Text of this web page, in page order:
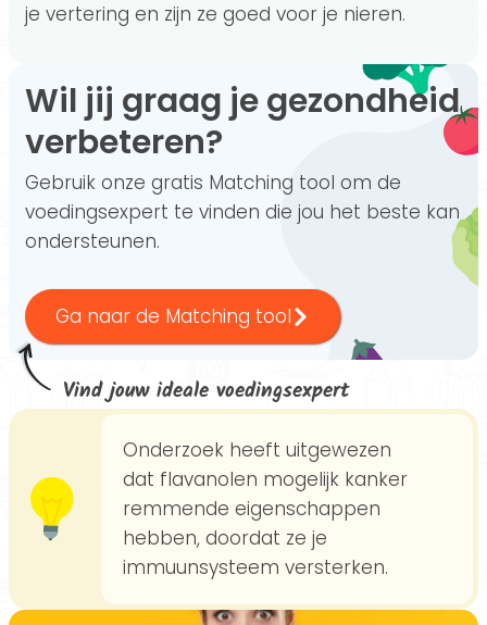
je vertering en zijn ze goed voor je nieren.
Wil jij graag je gezondheid
verbeteren?
Gebruik onze gratis Matching tool om de
voedingsexpert te vinden die jou het beste kan
ondersteunen.
Ga naar de Matching tool
Vind jouw ideale voedingsexpert
Onderzoek heeft uitgewezen
dat flavanolen mogelijk kanker
remmende eigenschappen
hebben, doordat ze je
immuunsysteem versterken.